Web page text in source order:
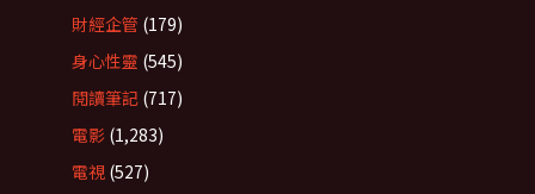
財經企管 (179)
身心性靈 (545)
閱讀筆記 (717)
電影 (1,283)
電視 (527)